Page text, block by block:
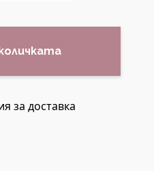
за доставка